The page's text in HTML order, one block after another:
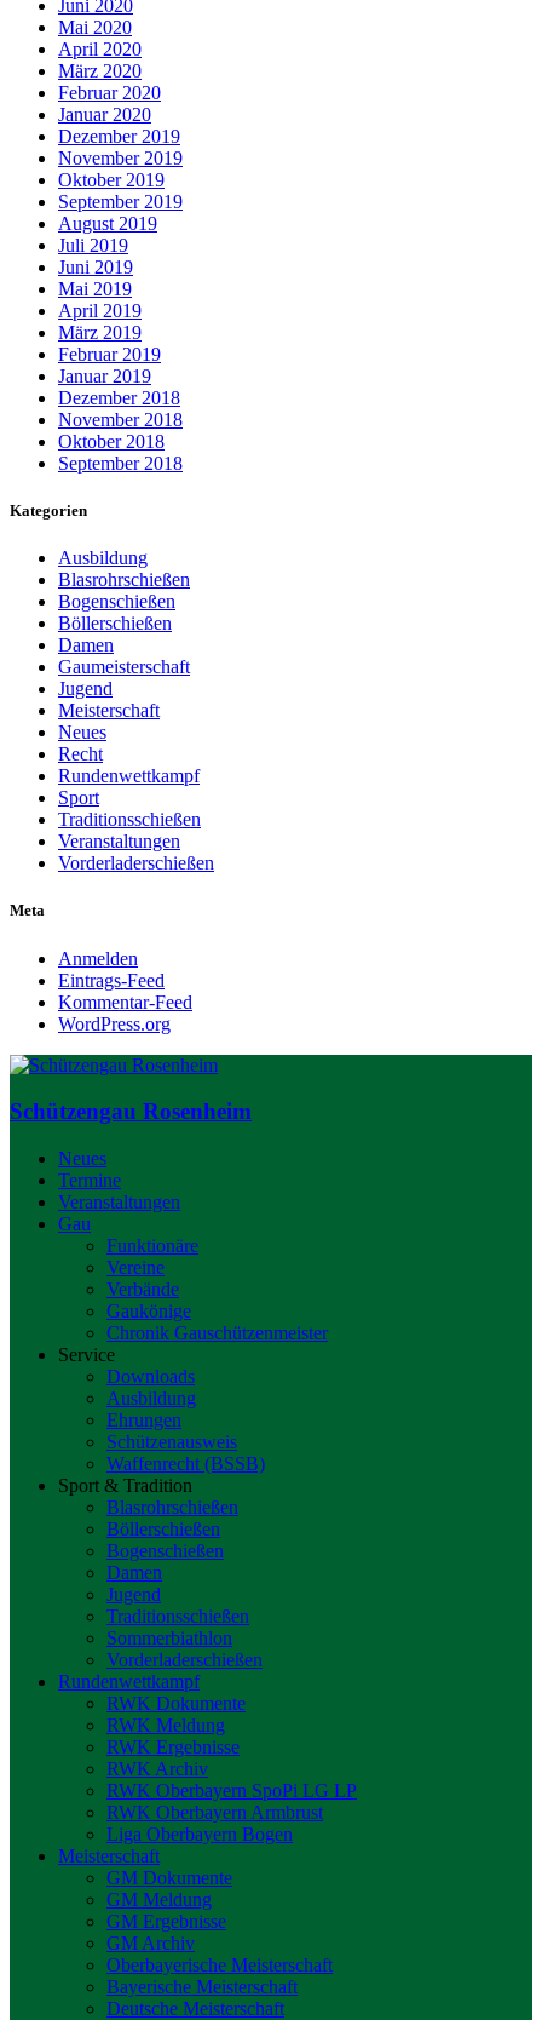
Juni 2020
Mai 2020
April 2020
März 2020
Februar 2020
Januar 2020
Dezember 2019
November 2019
Oktober 2019
September 2019
August 2019
Juli 2019
Juni 2019
Mai 2019
April 2019
März 2019
Februar 2019
Januar 2019
Dezember 2018
November 2018
Oktober 2018
September 2018
Kategorien
Ausbildung
Blasrohrschießen
Bogenschießen
Böllerschießen
Damen
Gaumeisterschaft
Jugend
Meisterschaft
Neues
Recht
Rundenwettkampf
Sport
Traditionsschießen
Veranstaltungen
Vorderladerschießen
Meta
Anmelden
Eintrags-Feed
Kommentar-Feed
WordPress.org
Schützengau Rosenheim
Neues
Termine
Veranstaltungen
Gau
Funktionäre
Vereine
Verbände
Gaukönige
Chronik Gauschützenmeister
Service
Downloads
Ausbildung
Ehrungen
Schützenausweis
Waffenrecht (BSSB)
Sport & Tradition
Blasrohrschießen
Böllerschießen
Bogenschießen
Damen
Jugend
Traditionsschießen
Sommerbiathlon
Vorderladerschießen
Rundenwettkampf
RWK Dokumente
RWK Meldung
RWK Ergebnisse
RWK Archiv
RWK Oberbayern SpoPi LG LP
RWK Oberbayern Armbrust
Liga Oberbayern Bogen
Meisterschaft
GM Dokumente
GM Meldung
GM Ergebnisse
GM Archiv
Oberbayerische Meisterschaft
Bayerische Meisterschaft
Deutsche Meisterschaft